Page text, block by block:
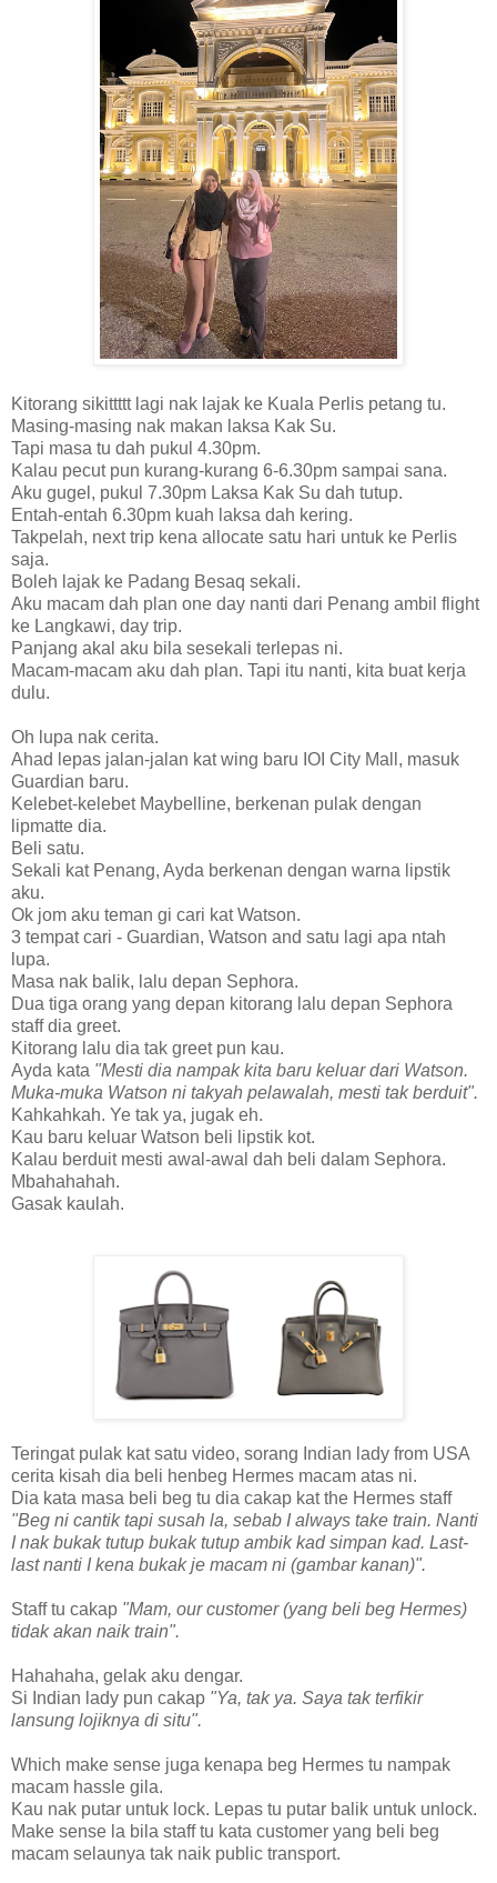
Kitorang sikittttt lagi nak lajak ke Kuala Perlis petang tu.
Masing-masing nak makan laksa Kak Su.
Tapi masa tu dah pukul 4.30pm.
Kalau pecut pun kurang-kurang 6-6.30pm sampai sana.
Aku gugel, pukul 7.30pm Laksa Kak Su dah tutup.
Entah-entah 6.30pm kuah laksa dah kering.
Takpelah, next trip kena allocate satu hari untuk ke Perlis
saja.
Boleh lajak ke Padang Besaq sekali.
Aku macam dah plan one day nanti dari Penang ambil flight
ke Langkawi, day trip.
Panjang akal aku bila sesekali terlepas ni.
Macam-macam aku dah plan. Tapi itu nanti, kita buat kerja
dulu.
Oh lupa nak cerita.
Ahad lepas jalan-jalan kat wing baru IOI City Mall, masuk
Guardian baru.
Kelebet-kelebet Maybelline, berkenan pulak dengan
lipmatte dia.
Beli satu.
Sekali kat Penang, Ayda berkenan dengan warna lipstik
aku.
Ok jom aku teman gi cari kat Watson.
3 tempat cari - Guardian, Watson and satu lagi apa ntah
lupa.
Masa nak balik, lalu depan Sephora.
Dua tiga orang yang depan kitorang lalu depan Sephora
staff dia greet.
Kitorang lalu dia tak greet pun kau.
Ayda kata "Mesti dia nampak kita baru keluar dari Watson.
Muka-muka Watson ni takyah pelawalah, mesti tak berduit".
Kahkahkah. Ye tak ya, jugak eh.
Kau baru keluar Watson beli lipstik kot.
Kalau berduit mesti awal-awal dah beli dalam Sephora.
Mbahahahah.
Gasak kaulah.
Teringat pulak kat satu video, sorang Indian lady from USA
cerita kisah dia beli henbeg Hermes macam atas ni.
Dia kata masa beli beg tu dia cakap kat the Hermes staff
"Beg ni cantik tapi susah la, sebab I always take train. Nanti
I nak bukak tutup bukak tutup ambik kad simpan kad. Last-
last nanti I kena bukak je macam ni (gambar kanan)".
Staff tu cakap "Mam, our customer (yang beli beg Hermes)
tidak akan naik train".
Hahahaha, gelak aku dengar.
Si Indian lady pun cakap "Ya, tak ya. Saya tak terfikir
lansung lojiknya di situ".
Which make sense juga kenapa beg Hermes tu nampak
macam hassle gila.
Kau nak putar untuk lock. Lepas tu putar balik untuk unlock.
Make sense la bila staff tu kata customer yang beli beg
macam selaunya tak naik public transport.